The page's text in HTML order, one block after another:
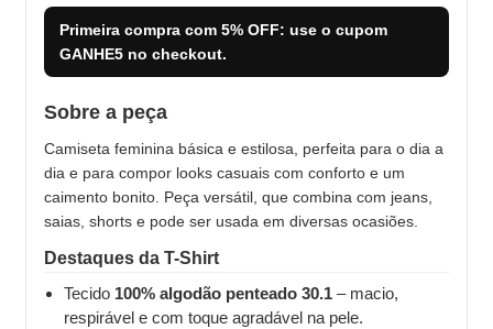
Primeira compra com 5% OFF: use o cupom
GANHE5 no checkout.
Sobre a peça
Camiseta feminina básica e estilosa, perfeita para o dia a
dia e para compor looks casuais com conforto e um
caimento bonito. Peça versátil, que combina com jeans,
saias, shorts e pode ser usada em diversas ocasiões.
Destaques da T-Shirt
Tecido 100% algodão penteado 30.1 – macio,
respirável e com toque agradável na pele.